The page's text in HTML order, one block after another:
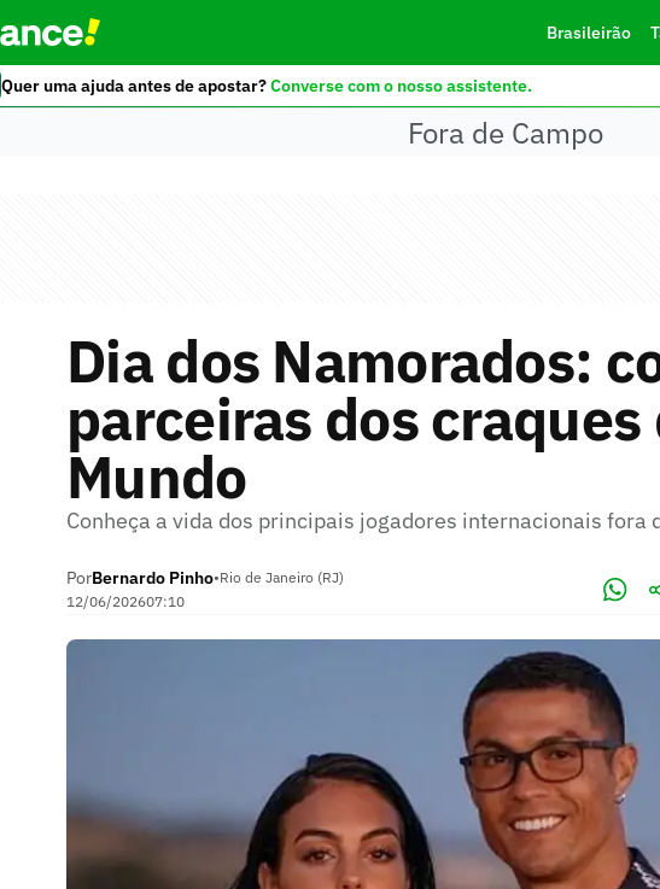
Brasileirão
Quer uma ajuda antes de apostar?Converse com o nosso assistente.
Fora de Campo
Dia dos Namorados:
parceiras dos craques
Mundo
Conheça a vida dos principais jogadores internacionais fora
PorBernardo Pinho•Rio de Janeiro (RJ)
12/06/202607:10